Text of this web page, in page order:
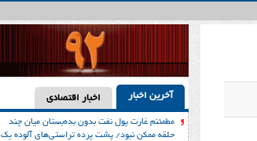
آخرین اخبار اخبار اقتصادی
مطمئنم غارت پول نفت بدون بده‌بستان میان چند
حلقه ممکن نبود/ پشت پرده تراستی‌‌های آلوده یک